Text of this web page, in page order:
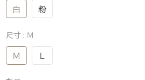
白 粉
尺寸 : Ｍ
Ｍ Ｌ